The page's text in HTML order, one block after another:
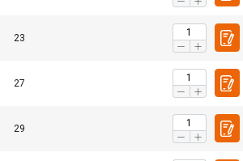
23
27
29